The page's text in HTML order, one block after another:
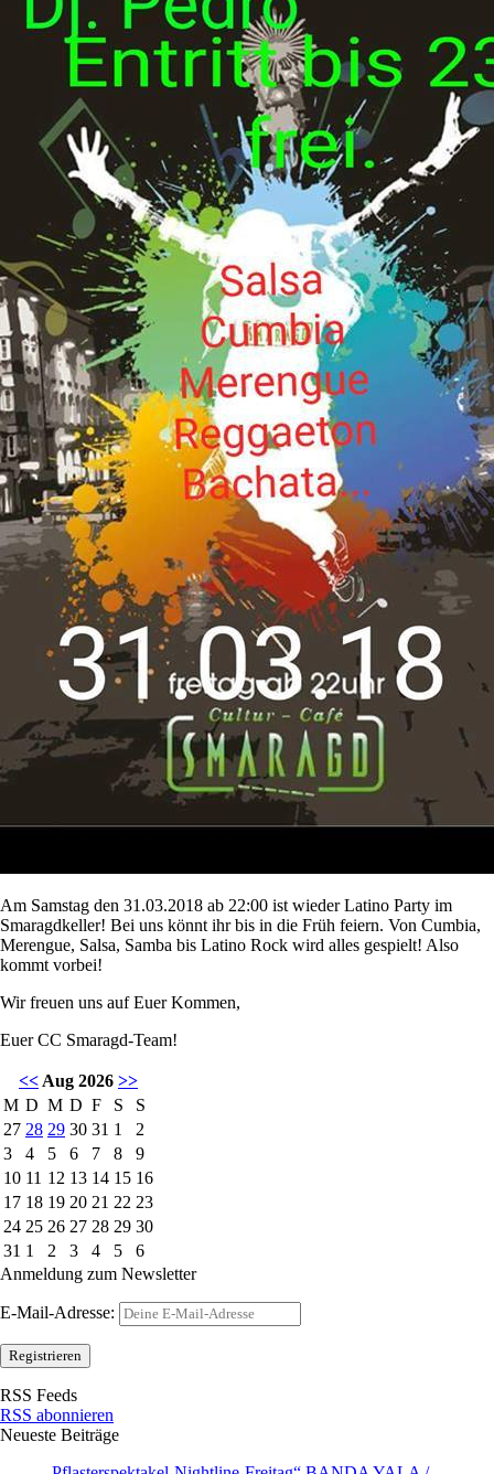
Am Samstag den 31.03.2018 ab 22:00 ist wieder Latino Party im
Smaragdkeller! Bei uns könnt ihr bis in die Früh feiern. Von Cumbia,
Merengue, Salsa, Samba bis Latino Rock wird alles gespielt! Also
kommt vorbei!
Wir freuen uns auf Euer Kommen,
Euer CC Smaragd-Team!
<< Aug 2026 >>
M D M D F S
S
27 28 29 30 31 1
2
3
4 5 6 7 8
9
10 11 12 13 14 15 16
17 18 19 20 21 22 23
24 25 26 27 28 29 30
31 1 2 3 4 5
6
Anmeldung zum Newsletter
E-Mail-Adresse:
RSS Feeds
RSS abonnieren
Neueste Beiträge